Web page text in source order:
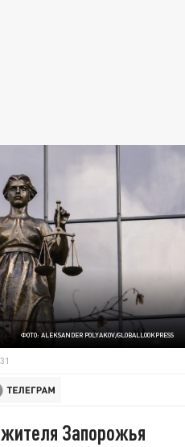
ФОТО: ALEKSANDER POLYAKOV/GLOBALLOOKPRESS
Запорожья